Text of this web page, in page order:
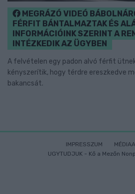
MEGRÁZÓ VIDEÓ
FÉRFIT BÁNTALMAZTAK ÉS
INFORMÁCIÓINK SZERINT A
INTÉZKEDIK AZ ÜGYBEN
A felvételen egy padon alvó férfit
kényszerítik, hogy térdre ereszkedve
bakancsát.
IMPRESSZUM
UGYTUDJUK - Kő a Mezőn